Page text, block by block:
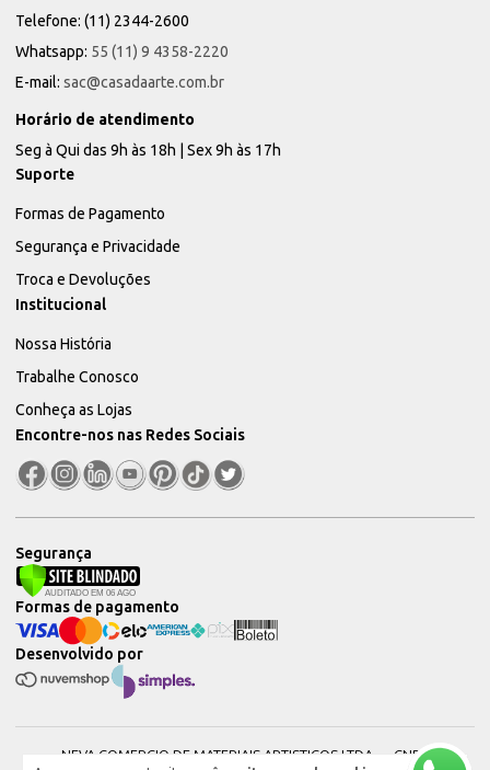
Telefone: (11) 2344-2600
Whatsapp: 55 (11) 9 4358-2220
E-mail: sac@casadaarte.com.br
Horário de atendimento
Seg à Qui das 9h às 18h | Sex 9h às 17h
Suporte
Formas de Pagamento
Segurança e Privacidade
Troca e Devoluções
Institucional
Nossa História
Trabalhe Conosco
Conheça as Lojas
Encontre-nos nas Redes Sociais
Segurança
Desenvolvido por
Formas de pagamento
NEVA COMERCIO DE MATERIAIS ARTISTICOS LTDA — CNPJ: